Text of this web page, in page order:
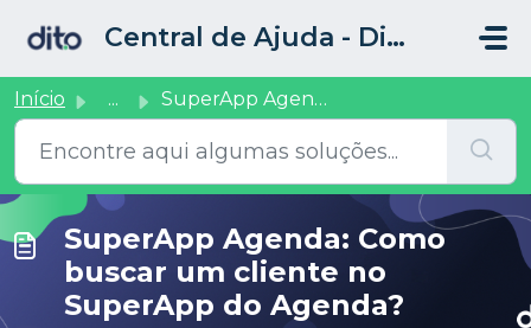
Central de Ajuda - Dito CRM
Início ... SuperApp Agenda: Como buscar um cliente no SuperApp do Ag...
SuperApp Agenda: Como
buscar um cliente no
SuperApp do Agenda?